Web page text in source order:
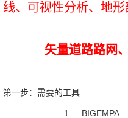
高程等高线数据
坡度坡向分析-高程等高线提
线、可视性分析、地形
矢量道路路网
第一步：需要的工具
1. BIGEMPA